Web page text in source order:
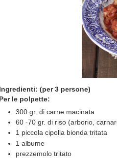
Ingredienti: (per 3 persone)
Per le polpette:
300 gr. di carne macinata
60 -70 gr. di riso (arborio,
1 piccola cipolla bionda tritata
1 albume
prezzemolo tritato